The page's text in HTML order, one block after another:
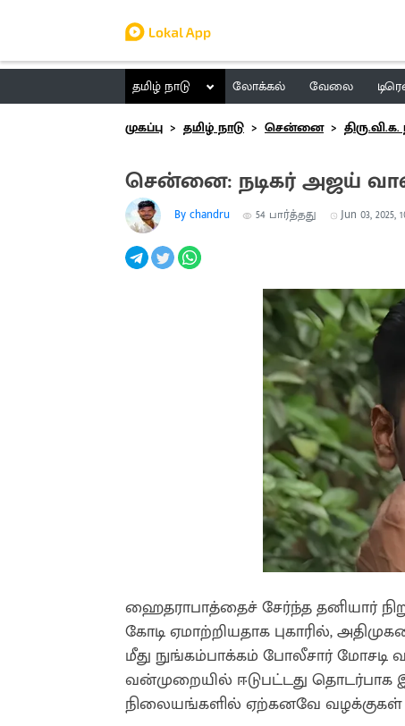
தமிழ் நாடு லோக்கல் வேலை
முகப்பு
தமிழ் நாடு சென்னை
சென்னை: நடிகர் அஜய்
By chandru 54 பார்த்தது Jun 03, 2025,
ஹைதராபாத்தைச் சேர்ந்த தனியார்
கோடி ஏமாற்றியதாக புகாரில்,
மீது நுங்கம்பாக்கம் போலீசார் மோசடி
வன்முறையில் ஈடுபட்டது தொடர்பாக
நிலையங்களில் ஏற்கனவே